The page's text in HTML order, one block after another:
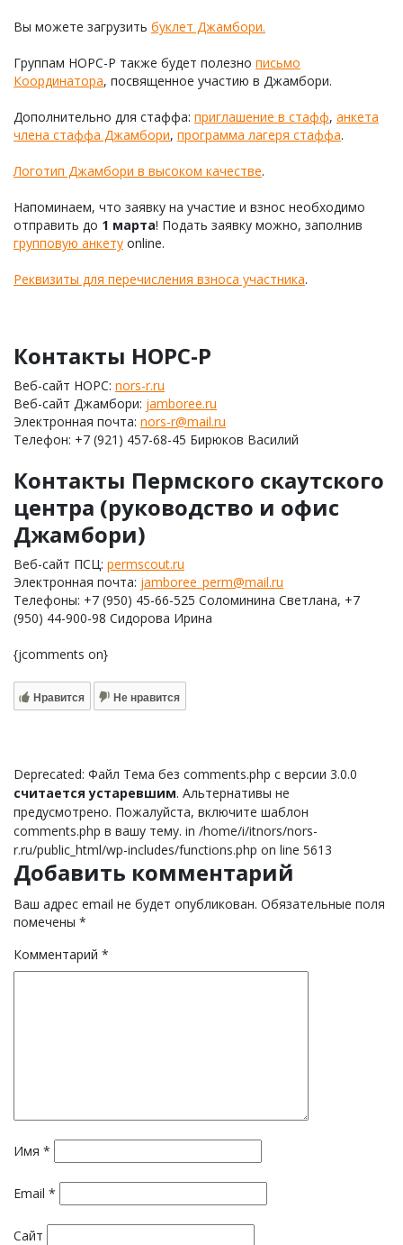
Вы можете загрузить буклет Джамбори.
Группам НОРС-Р также будет полезно письмо
Координатора, посвященное участию в Джамбори.
Дополнительно для стаффа: приглашение в стафф, анкета
члена стаффа Джамбори, программа лагеря стаффа.
Логотип Джамбори в высоком качестве.
Напоминаем, что заявку на участие и взнос необходимо
отправить до 1 марта! Подать заявку можно, заполнив
групповую анкету online.
Реквизиты для перечисления взноса участника.
Контакты НОРС-Р
Веб-сайт НОРС: nors-r.ru
Веб-сайт Джамбори: jamboree.ru
Электронная почта: nors-r@mail.ru
Телефон: +7 (921) 457-68-45 Бирюков Василий
Контакты Пермского скаутского
центра (руководство и офис
Джамбори)
Веб-сайт ПСЦ: permscout.ru
Электронная почта: jamboree_perm@mail.ru
Телефоны: +7 (950) 45-66-525 Соломинина Светлана, +7
(950) 44-900-98 Сидорова Ирина
{jcomments on}
Нравится Не нравится
Deprecated: Файл Тема без comments.php с версии 3.0.0
считается устаревшим. Альтернативы не
предусмотрено. Пожалуйста, включите шаблон
comments.php в вашу тему. in /home/i/itnors/nors-
r.ru/public_html/wp-includes/functions.php on line 5613
Добавить комментарий
Ваш адрес email не будет опубликован. Обязательные поля
помечены *
Комментарий *
Имя *
Email *
Сайт